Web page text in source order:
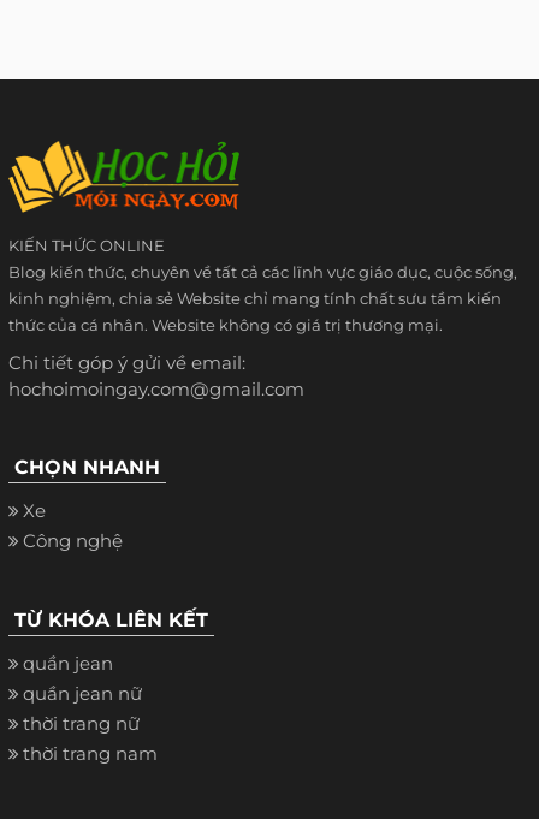
KIẾN THỨC ONLINE
Blog kiến thức, chuyên về tất cả các lĩnh vực giáo dục, cuộc sống,
kinh nghiệm, chia sẻ Website chỉ mang tính chất sưu tầm kiến
thức của cá nhân. Website không có giá trị thương mại.
Chi tiết góp ý gửi về email:
hochoimoingay.com@gmail.com
CHỌN NHANH
Xe
Công nghệ
TỪ KHÓA LIÊN KẾT
quần jean
quần jean nữ
thời trang nữ
thời trang nam